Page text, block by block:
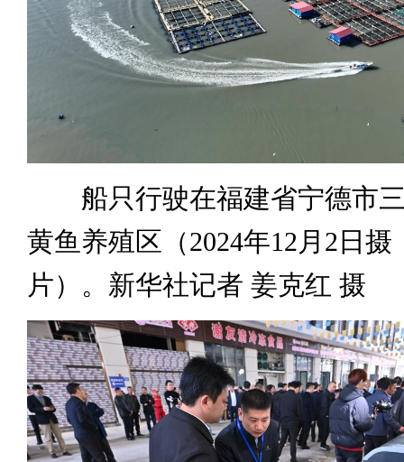
船只行驶在福建省宁德市三
黄鱼养殖区（2024年12月2日摄
片）。新华社记者 姜克红 摄